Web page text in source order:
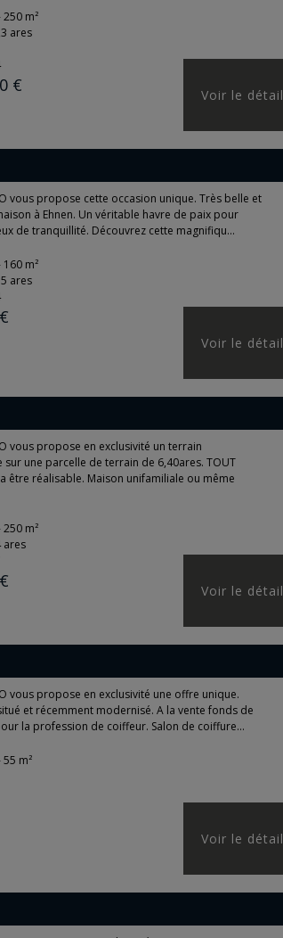
250 m²
ares
€ Voir le détail
vous propose cette occasion unique. Très belle et
à Ehnen. Un véritable havre de paix pour
de tranquillité. Découvrez cette magnifiqu...
160 m²
ares
Voir le détail
vous propose en exclusivité un terrain
sur une parcelle de terrain de 6,40ares. TOUT
être réalisable. Maison unifamiliale ou même
250 m²
ares
Voir le détail
vous propose en exclusivité une offre unique.
et récemment modernisé. A la vente fonds de
la profession de coiffeur. Salon de coiffure...
55 m²
Voir le détail